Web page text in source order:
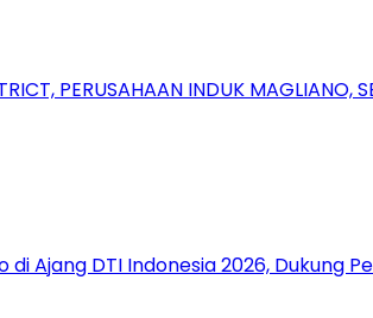
PERUSAHAAN INDUK
Ajang DTI Indonesia 2026, Dukung